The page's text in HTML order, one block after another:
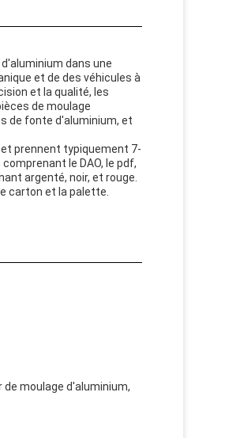
dans une
et de des véhicules à
et la qualité, les
de moulage
de fonte d'aluminium, et
prennent typiquement 7-
le DAO, le pdf,
argenté, noir, et rouge.
carton et la palette.
moulage d'aluminium,